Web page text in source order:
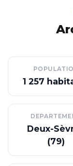
1 257
Deux-
(79)